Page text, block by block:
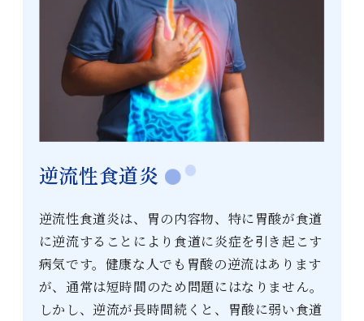
逆流性食道炎
逆流性食道炎は、胃の内容物、特に胃酸が食道
に逆流することにより食道に炎症を引き起こす
病気です。健康な人でも胃酸の逆流はあります
が、通常は短時間のため問題にはなりません。
しかし、逆流が長時間続くと、胃酸に弱い食道